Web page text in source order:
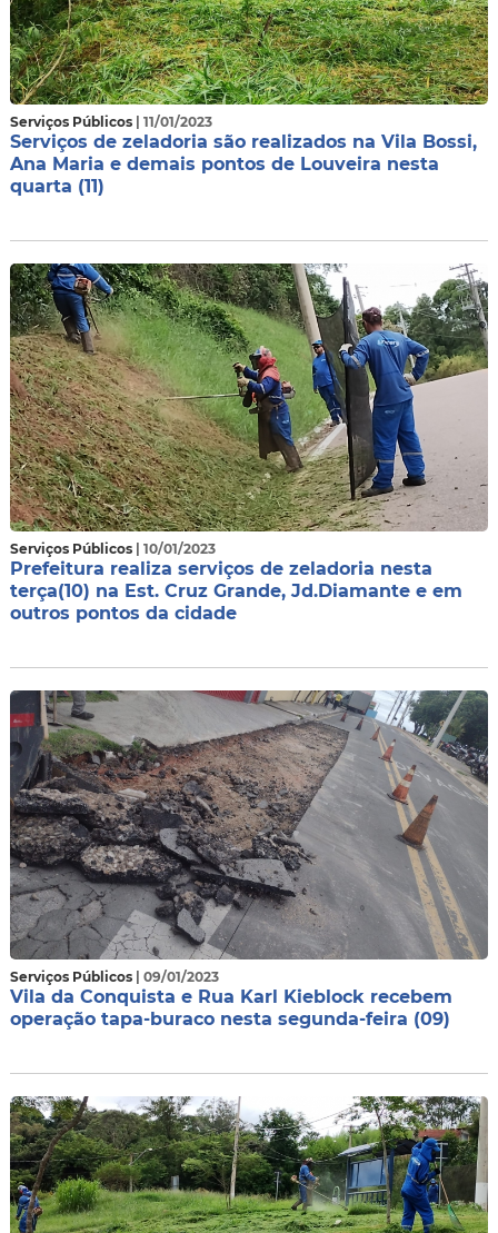
Serviços Públicos | 11/01/2023
Serviços de zeladoria são realizados na Vila Bossi,
Ana Maria e demais pontos de Louveira nesta
quarta (11)
Serviços Públicos | 10/01/2023
Prefeitura realiza serviços de zeladoria nesta
terça(10) na Est. Cruz Grande, Jd.Diamante e em
outros pontos da cidade
Serviços Públicos | 09/01/2023
Vila da Conquista e Rua Karl Kieblock recebem
operação tapa-buraco nesta segunda-feira (09)